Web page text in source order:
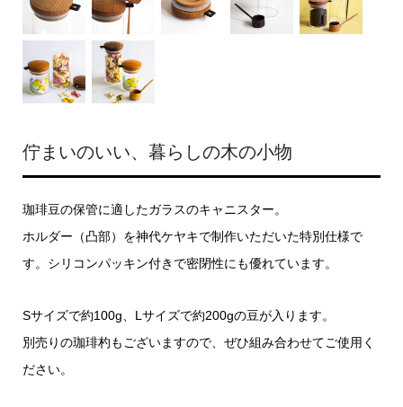
佇まいのいい、暮らしの木の小物
珈琲豆の保管に適したガラスのキャニスター。
ホルダー（凸部）を神代ケヤキで制作いただいた特別仕様で
す。シリコンパッキン付きで密閉性にも優れています。
Sサイズで約100g、Lサイズで約200gの豆が入ります。
別売りの珈琲杓もございますので、ぜひ組み合わせてご使用く
ださい。